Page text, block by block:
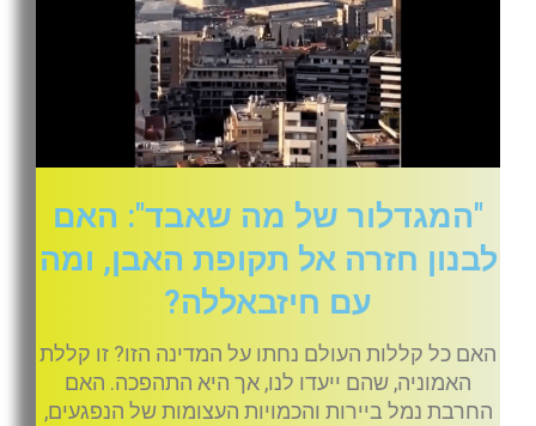
"המגדלור של מה שאבד": האם
לבנון חזרה אל תקופת האבן, ומה
עם חיזבאללה?
האם כל קללות העולם נחתו על המדינה הזו? זו קללת
האמוניה, שהם ייעדו לנו, אך היא התהפכה. האם
החרבת נמל ביירות והכמויות העצומות של הנפגעים,